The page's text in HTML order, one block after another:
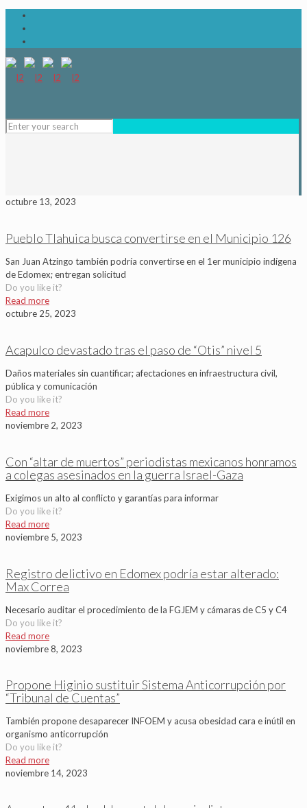
octubre 13, 2023
Pueblo Tlahuica busca convertirse en el Municipio 126
San Juan Atzingo también podría convertirse en el 1er municipio indígena
de Edomex; entregan solicitud
Do you like it?
Read more
octubre 25, 2023
Acapulco devastado tras el paso de “Otis” nivel 5
Daños materiales sin cuantificar; afectaciones en infraestructura civil,
pública y comunicación
Do you like it?
Read more
noviembre 2, 2023
Con “altar de muertos” periodistas mexicanos honramos
a colegas asesinados en la guerra Israel-Gaza
Exigimos un alto al conflicto y garantías para informar
Do you like it?
Read more
noviembre 5, 2023
Registro delictivo en Edomex podría estar alterado:
Max Correa
Necesario auditar el procedimiento de la FGJEM y cámaras de C5 y C4
Do you like it?
Read more
noviembre 8, 2023
Propone Higinio sustituir Sistema Anticorrupción por
“Tribunal de Cuentas”
También propone desaparecer INFOEM y acusa obesidad cara e inútil en
organismo anticorrupción
Do you like it?
Read more
noviembre 14, 2023